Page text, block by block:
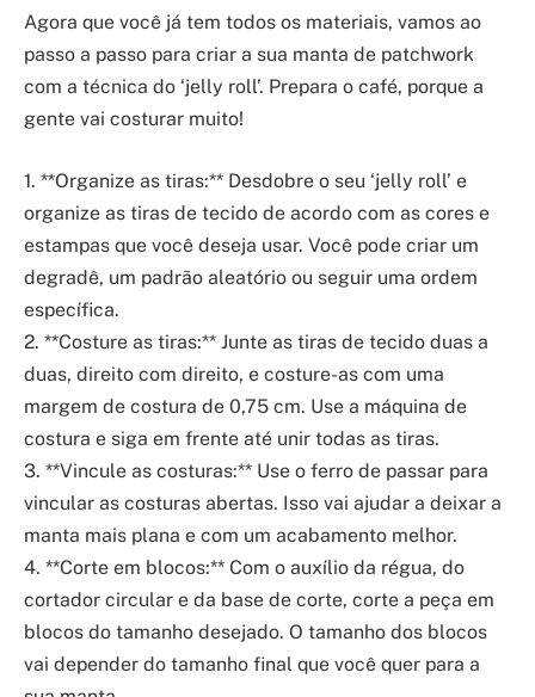
Agora que você já tem todos os materiais, vamos ao
passo a passo para criar a sua manta de patchwork
com a técnica do ‘jelly roll’. Prepara o café, porque a
gente vai costurar muito!
1. **Organize as tiras:** Desdobre o seu ‘jelly roll’ e
organize as tiras de tecido de acordo com as cores e
estampas que você deseja usar. Você pode criar um
degradê, um padrão aleatório ou seguir uma ordem
específica.
2. **Costure as tiras:** Junte as tiras de tecido duas a
duas, direito com direito, e costure-as com uma
margem de costura de 0,75 cm. Use a máquina de
costura e siga em frente até unir todas as tiras.
3. **Vincule as costuras:** Use o ferro de passar para
vincular as costuras abertas. Isso vai ajudar a deixar a
manta mais plana e com um acabamento melhor.
4. **Corte em blocos:** Com o auxílio da régua, do
cortador circular e da base de corte, corte a peça em
blocos do tamanho desejado. O tamanho dos blocos
vai depender do tamanho final que você quer para a